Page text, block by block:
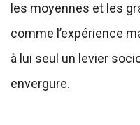
les moyennes et les
comme l’expérience
à lui seul un levier
envergure.